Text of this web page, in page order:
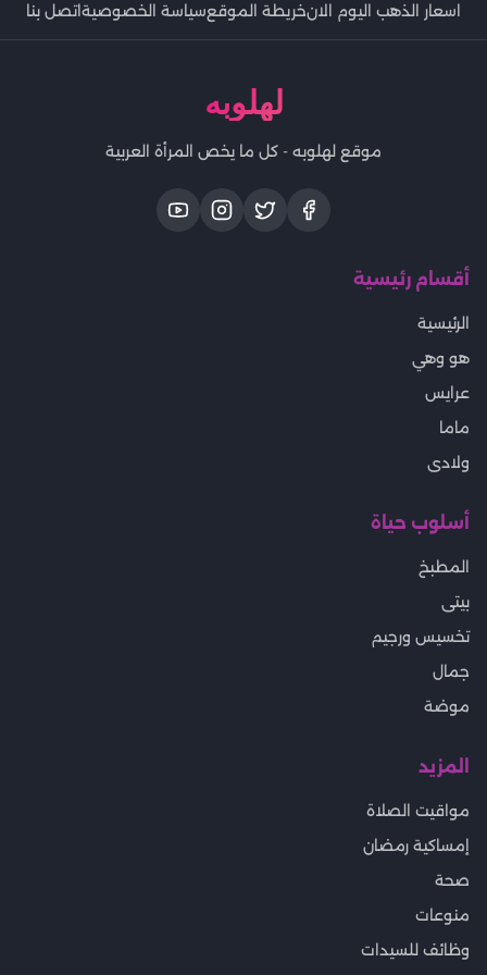
اسعار الذهب اليوم الانخريطة الموقعسياسة الخصوصيةاتصل بنا
لهلوبه
موقع لهلوبه - كل ما يخص المرأة العربية
أقسام رئيسية
الرئيسية
هو وهي
عرايس
ماما
ولادى
أسلوب حياة
المطبخ
بيتى
تخسيس ورجيم
جمال
موضة
المزيد
مواقيت الصلاة
إمساكية رمضان
صحة
منوعات
وظائف للسيدات